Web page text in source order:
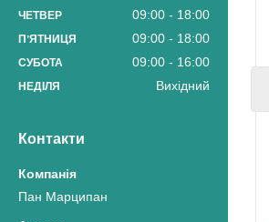
ЧЕТВЕР 09:00 18:00
ПʼЯТНИЦЯ 09:00 18:00
СУБОТА 09:00 16:00
НЕДІЛЯ Вихідний
Контакти
Пан Марципан